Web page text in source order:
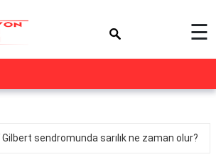
☰
Gilbert sendromunda sarılık ne zaman olur?